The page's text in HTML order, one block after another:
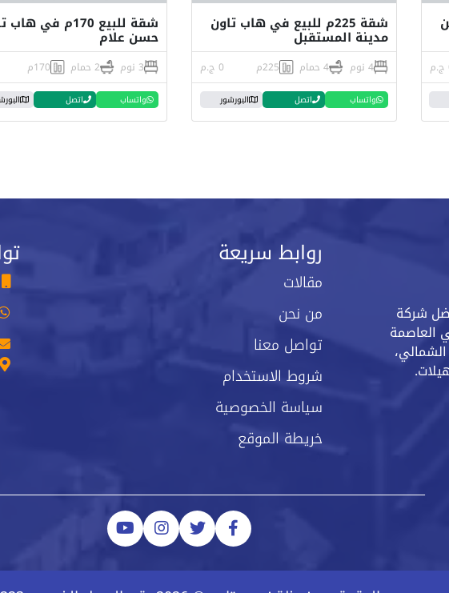
شقة 225م للبيع في هاب تاون
مدينة المستقبل
4 نوم 4 حمام 225م 0 ج.م
واتساب اتصل البورشور
شقة للبيع 170م في
حسن علام
3 نوم 2 حمام 170م
واتساب اتصل
شركة
العاصمة
روابط سريعة
مقالات
من نحن
تواصل معنا
شروط الاستخدام
سياسة الخصوصية
خريطة الموقع